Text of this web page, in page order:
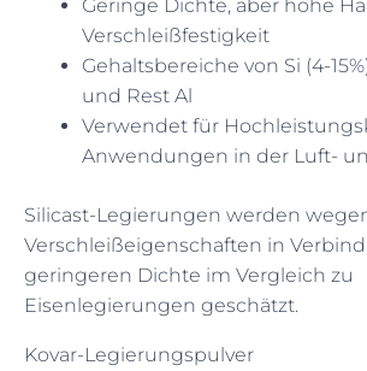
Geringe Dichte, aber hohe
Verschleißfestigkeit
Gehaltsbereiche von Si (4-
und Rest Al
Verwendet für
Anwendungen in der Luft-
Silicast-Legierungen werden
Verschleißeigenschaften in
geringeren Dichte im Vergleich zu
Eisenlegierungen geschätzt.
Kovar-Legierungspulver